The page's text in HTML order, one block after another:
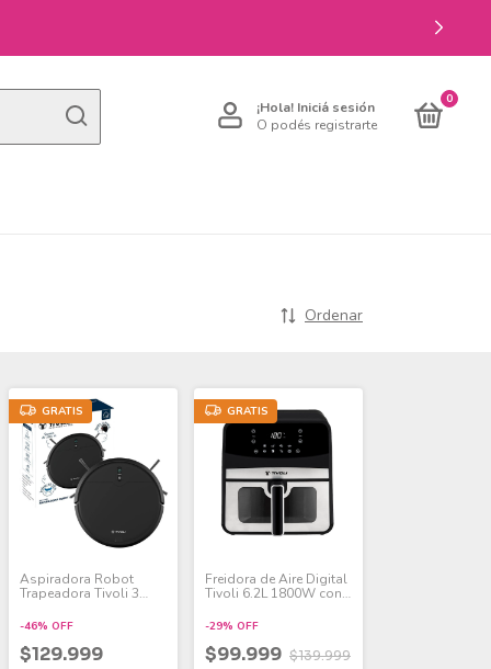
¡Hola! Iniciá sesión
O podés registrarte
0
Ordenar
GRATIS
Aspiradora Robot
Trapeadora Tivoli 3
Negro
-46% OFF
$129.999
GRATIS
Freidora de Aire Digital
Tivoli 6.2L 1800W con
Programas de Cocción
-29% OFF
$99.999 $139.999